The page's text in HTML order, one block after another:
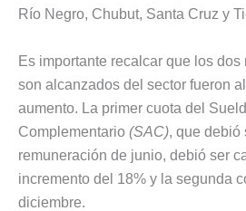
Río Negro, Chubut, Santa Cruz y
Es importante recalcar que los
son alcanzados del sector fueron
aumento. La primer cuota del
Complementario (SAC), que debió
remuneración de junio, debió ser
incremento del 18% y la segunda
diciembre.